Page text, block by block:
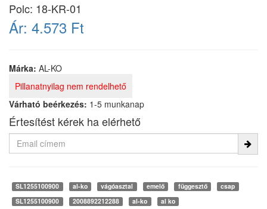
Polc: 18-KR-01
Ár: 4.573 Ft
Márka: AL-KO
Pillanatnyilag nem rendelhető
Várható beérkezés: 1-5 munkanap
Értesítést kérek ha elérhető
SL1255100900 al-ko vágóasztal emelő függesztő
csap
SL1255100900
2008892212288 al-ko
al ko